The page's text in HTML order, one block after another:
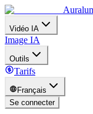
Vidéo IA
Image IA
Outils
Tarifs
Français
Se connecter